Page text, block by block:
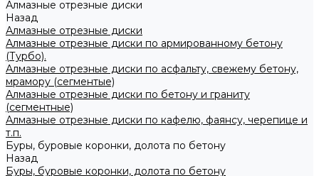
Алмазные отрезные диски
Назад
Алмазные отрезные диски
Алмазные отрезные диски по армированному бетону
(Турбо).
Алмазные отрезные диски по асфальту, свежему бетону,
мрамору (сегментые)
Алмазные отрезные диски по бетону и граниту
(сегментные)
Алмазные отрезные диски по кафелю, фаянсу, черепице и
т.п.
Буры, буровые коронки, долота по бетону
Назад
Буры, буровые коронки, долота по бетону